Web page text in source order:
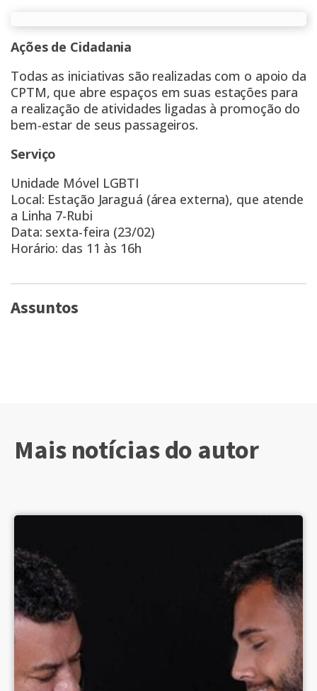
Ações de Cidadania
Todas as iniciativas são realizadas com o apoio da
CPTM, que abre espaços em suas estações para
a realização de atividades ligadas à promoção do
bem-estar de seus passageiros.
Serviço
Unidade Móvel LGBTI
Local: Estação Jaraguá (área externa), que atende
a Linha 7-Rubi
Data: sexta-feira (23/02)
Horário: das 11 às 16h
Assuntos
Mais notícias do autor